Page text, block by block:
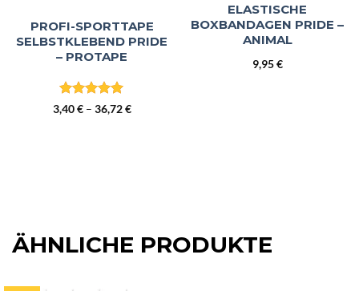
PROFI-SPORTTAPE
SELBSTKLEBEND PRIDE
– PROTAPE
Bewertet
3,40€ – 36,72€Preisspanne:
ELASTISCHE
BOXBANDAGEN PRIDE –
ANIMAL
9,95€
ÄHNLICHE PRODUKTE